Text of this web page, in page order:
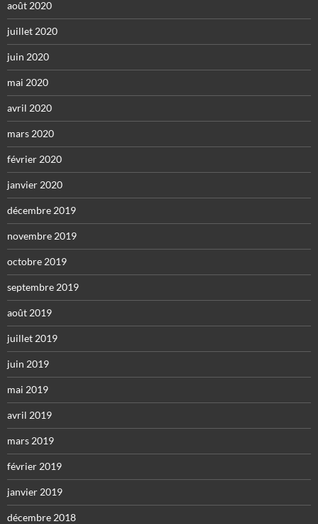
août 2020
juillet 2020
juin 2020
mai 2020
avril 2020
mars 2020
février 2020
janvier 2020
décembre 2019
novembre 2019
octobre 2019
septembre 2019
août 2019
juillet 2019
juin 2019
mai 2019
avril 2019
mars 2019
février 2019
janvier 2019
décembre 2018